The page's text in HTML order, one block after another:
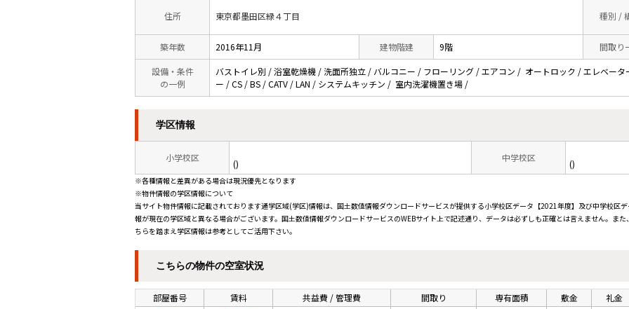
住所 東京都墨田区緑４丁目 種別 /
築年数 2016年11月 建物階建 9階 間取り
設備・条件
の一例
バストイレ別 / 浴室乾燥機 / 洗面所独立 / バルコニー / フローリング / エアコン / オートロック / エレベー
ー / CS / BS / CATV / LAN / システムキッチン / 室内洗濯機置き場 /
学区情報
小学校区
()
中学校区
()
※各種情報と差異がある場合は現況優先となります
※物件情報の学区情報について
当サイト物件情報に記載されております通学区域(学区)情報は、国土数値情報ダウンロードサービスが提供する小学校区データ【2021年度】及び中学校区
報が現在の学区域と異なる場合がございます。国土数値情報ダウンロードサービスのWEBサイト上で記述通り、データは必ずしも正確とは言えません。ま
ちらを踏まえ学区情報は参考としてご活用下さい。
こちらの物件の空室状況
部屋番号 賃料 共益費 / 管理費 間取り 専有面積 敷金
礼金